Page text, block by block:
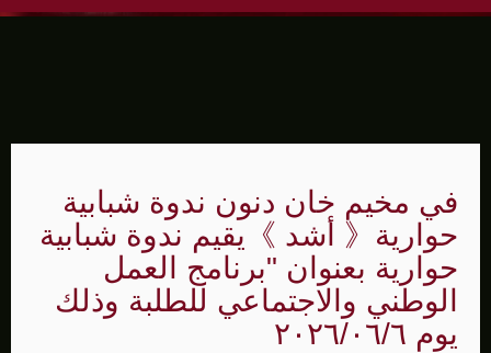
في مخيم خان دنون ندوة شبابية
حوارية《 أشد 》يقيم ندوة شبابية
حوارية بعنوان "برنامج العمل
الوطني والاجتماعي للطلبة وذلك
يوم ٢٠٢٦/٠٦/٦